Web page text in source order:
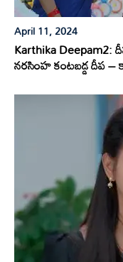
April 11, 2024
Karthika
నరసింహ కంటబడ్డ దీప –